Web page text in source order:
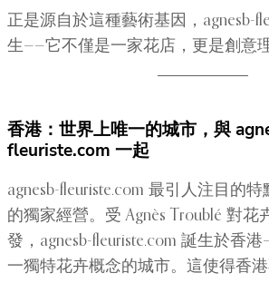
正是源自於這種藝術基因，agnesb-
生——它不僅是一家花店，更是創意
香港：世界上唯一的城市，與
fleuriste.com 一起
agnesb-fleuriste.com 最引人注目的
的獨家經營。受 Agnès Troublé 對花
發，agnesb-fleuriste.com 誕生於香
一獨特花卉概念的城市。這使得香